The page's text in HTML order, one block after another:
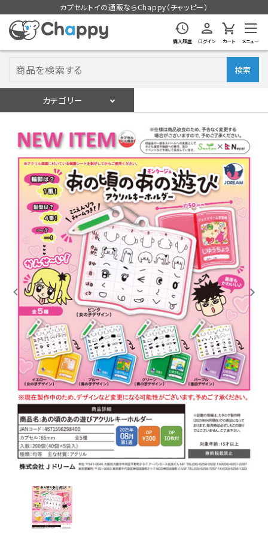
カプセルトイの通販ならChappy（チャッピー）
購入履歴 ログイン カート メニュー
検索
カテゴリー
ログイン 会員登録
入荷スケジュールをチェック
カプセルトイマシン本体
カプセルトイ
販促用空カプセル
レンタル
景品・玩具・文具
販促用カプセルトイ
よくあるご質問
ご利用ガイド
06-6282-7659